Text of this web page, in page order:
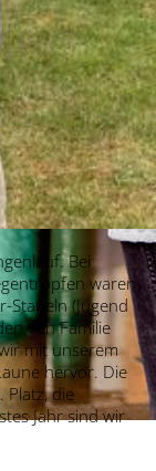
Bei
waren
Staffeln (Jugend
von Familie
mit unserem
hervor. Die
Platz, die
Jahr sind wir